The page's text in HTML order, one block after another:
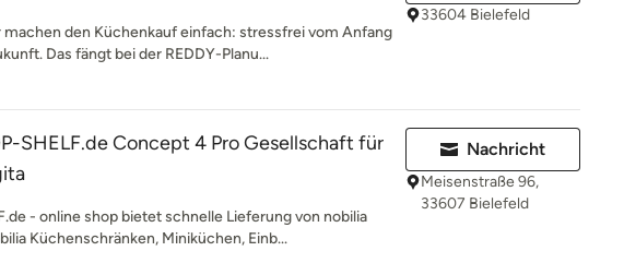
machen den Küchenkauf einfach: stressfrei vom Anfang
Das fängt bei der REDDY-Planu...
33604 Bielefeld
SHELF.de Concept 4 Pro Gesellschaft für
- online shop bietet schnelle Lieferung von nobilia
Küchenschränken, Miniküchen, Einb...
Nachricht
Meisenstraße 96,
33607 Bielefeld